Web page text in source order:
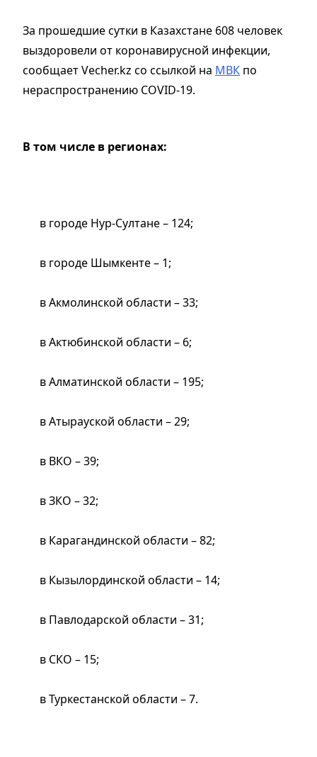
За прошедшие сутки в Казахстане 608 человек
выздоровели от коронавирусной инфекции,
сообщает Vecher.kz со ссылкой на МВК по
нераспространению COVID-19.
В том числе в регионах:
в городе Нур-Султане – 124;
в городе Шымкенте – 1;
в Акмолинской области – 33;
в Актюбинской области – 6;
в Алматинской области – 195;
в Атырауской области – 29;
в ВКО – 39;
в ЗКО – 32;
в Карагандинской области – 82;
в Кызылординской области – 14;
в Павлодарской области – 31;
в СКО – 15;
в Туркестанской области – 7.